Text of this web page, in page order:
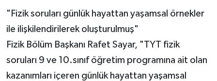
"Fizik soruları günlük hayattan yaşamsal örnekler
ile ilişkilendirilerek oluşturulmuş"
Fizik Bölüm Başkanı Rafet Sayar, "TYT fizik
soruları 9 ve 10.sınıf öğretim programına ait olan
kazanımları içeren günlük hayattan yaşamsal